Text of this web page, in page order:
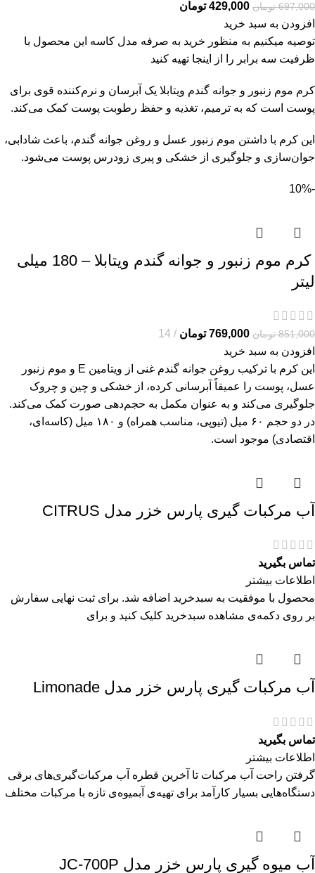
697,000 تومان 429,000 تومان
افزودن به سبد خرید
توصیه میکنیم به منظور خرید به صرفه مدل کاسه این محصول با
ظرفیت سه برابر را از
اینجا تهیه کنید
کرم موم زنبور و جوانه گندم ویتابلا یک آبرسان و نرم‌کننده قوی برای
پوست است که به ترمیم، تغذیه و حفظ رطوبت پوست کمک می‌کند.
این کرم با داشتن موم زنبور عسل و روغن جوانه گندم، باعث شادابی،
جوان‌سازی و جلوگیری از خشکی و پیری زودرس پوست می‌شود.
-10%
کرم موم زنبور و جوانه گندم ویتابلا – 180 میلی
لیتر
851,000 تومان 769,000 تومان
14
افزودن به سبد خرید
این کرم با ترکیب روغن جوانه گندم غنی از ویتامین E و موم زنبور
عسل، پوست را عمیقاً آبرسانی کرده، از خشکی و چین و چروک
جلوگیری می‌کند و به عنوان مکمل به حجم‌دهی صورت کمک می‌کند.
در دو حجم ۶۰ میل (تیوپی، مناسب همراه) و ۱۸۰ میل (کاسه‌ای،
اقتصادی) موجود است.
آب مرکبات گیری پارس خزر مدل CITRUS
تماس بگیرید
اطلاعات بیشتر
محصول با موفقیت به سبدخرید اضافه شد. برای ثبت نهایی سفارش
بر روی دکمه‌ی مشاهده سبدخرید کلیک کنید و برای
آب مرکبات گیری پارس خزر مدل Limonade
تماس بگیرید
اطلاعات بیشتر
گرفتن راحت آب مرکبات تا آخرین قطره آب مرکبات‌گیری‌های برقی
دستگاه‌هایی بسیار کارآمد برای تهیه‌ی آبمیوه‌ی تازه با مرکبات مختلف
آب میوه گیری پارس خزر مدل JC-700P